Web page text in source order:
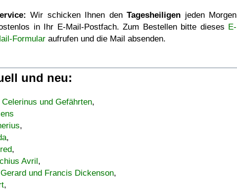
Wir schicken Ihnen denTagesheiligen jeden Morgen
in Ihr E-Mail-Postfach. Zum Bestellen bitte dieses E-
Formular aufrufen und die Mail absenden.
und neu:
Celerinus und Gefährten,
,
,
,
Avril,
und Francis Dickenson,
,